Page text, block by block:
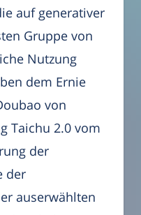
auf generativer
Gruppe von
Nutzung
dem Ernie
von
Taichu 2.0 vom
der
der
auserwählten